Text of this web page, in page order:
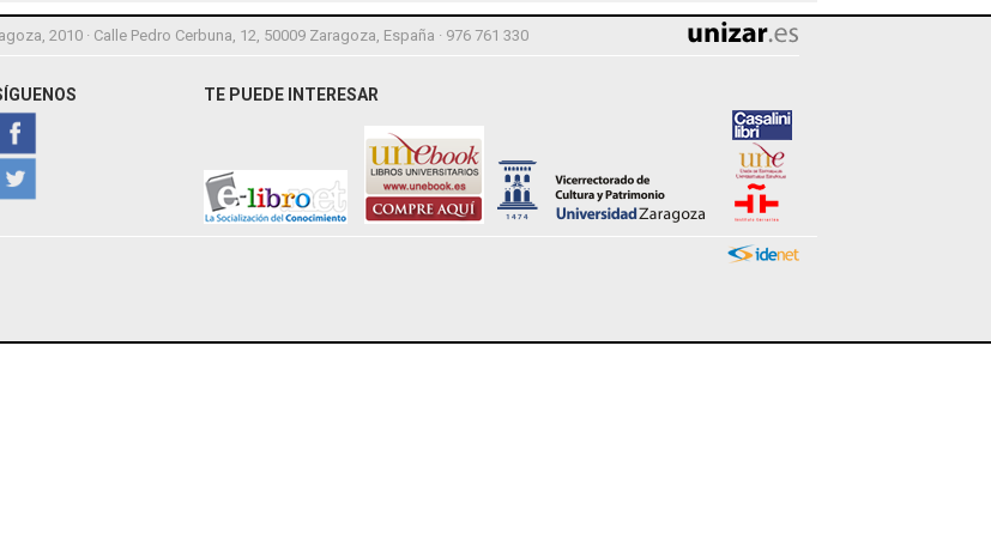
2010 · Calle Pedro Cerbuna, 12, 50009 Zaragoza, España · 976 761 330
TE PUEDE INTERESAR